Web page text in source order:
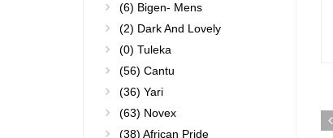
(6) Bigen- Mens
(2) Dark And Lovely
(0) Tuleka
(56) Cantu
(36) Yari
(63) Novex
(38) African Pride